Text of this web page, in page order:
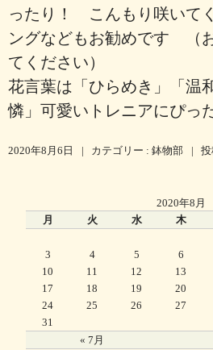
ったり！ こんもり咲いて
ングなどもお勧めです （
てください）
花言葉は「ひらめき」「温
憐」可愛いトレニアにぴっ
2020年8月6日 | カテゴリー : 鉢物部 | 投
2020年8月
月
火 水 木
« 7月
3
4 5 6
10
11 12 13
17
18 19 20
24
25 26 27
31